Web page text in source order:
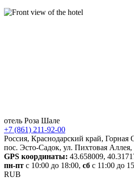
отель Роза Шале
+7 (861) 211-92-00
Россия, Краснодарский край, Горная
пос. Эсто-Садок, ул. Пихтовая Аллея,
GPS координаты: 43.658009,
пн-пт с 10:00 до 18:00, сб с 11:00 до
RUB